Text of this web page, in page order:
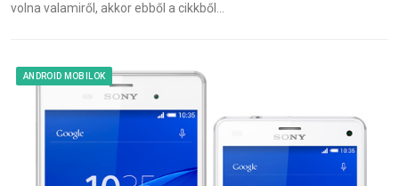
volna valamiről, akkor ebből a cikkből…
ANDROID MOBILOK